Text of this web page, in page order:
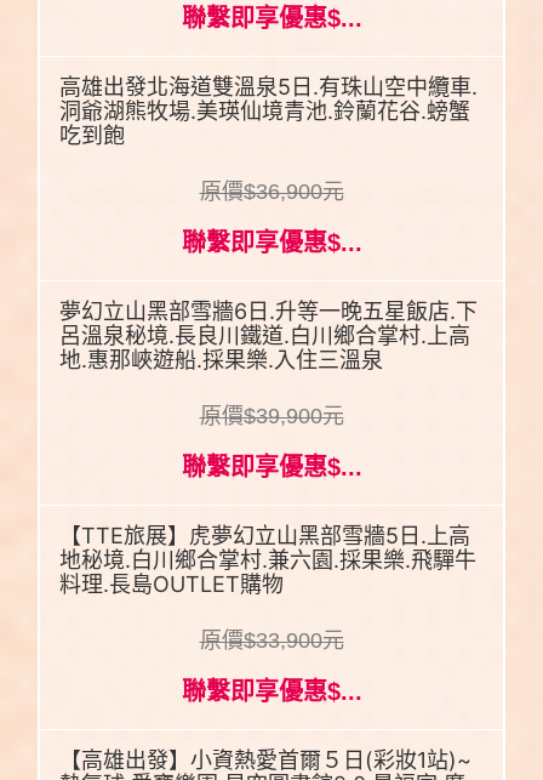
聯繫即享優惠$...
高雄出發北海道雙溫泉5日.有珠山空中纜車.
洞爺湖熊牧場.美瑛仙境青池.鈴蘭花谷.螃蟹
吃到飽
原價$36,900元
聯繫即享優惠$...
夢幻立山黑部雪牆6日.升等一晚五星飯店.下
呂溫泉秘境.長良川鐵道.白川鄉合掌村.上高
地.惠那峽遊船.採果樂.入住三溫泉
原價$39,900元
聯繫即享優惠$...
【TTE旅展】虎夢幻立山黑部雪牆5日.上高
地秘境.白川鄉合掌村.兼六園.採果樂.飛驒牛
料理.長島OUTLET購物
原價$33,900元
聯繫即享優惠$...
【高雄出發】小資熱愛首爾５日(彩妝1站)~